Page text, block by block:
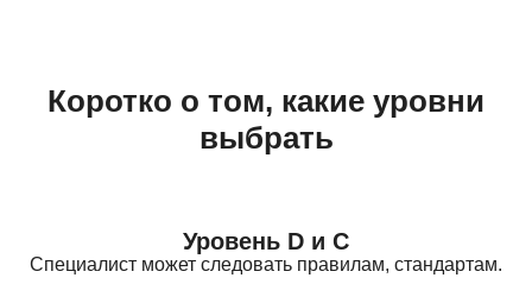
Коротко о том, какие уровни
выбрать
Уровень D и С
Специалист может следовать правилам, стандартам.